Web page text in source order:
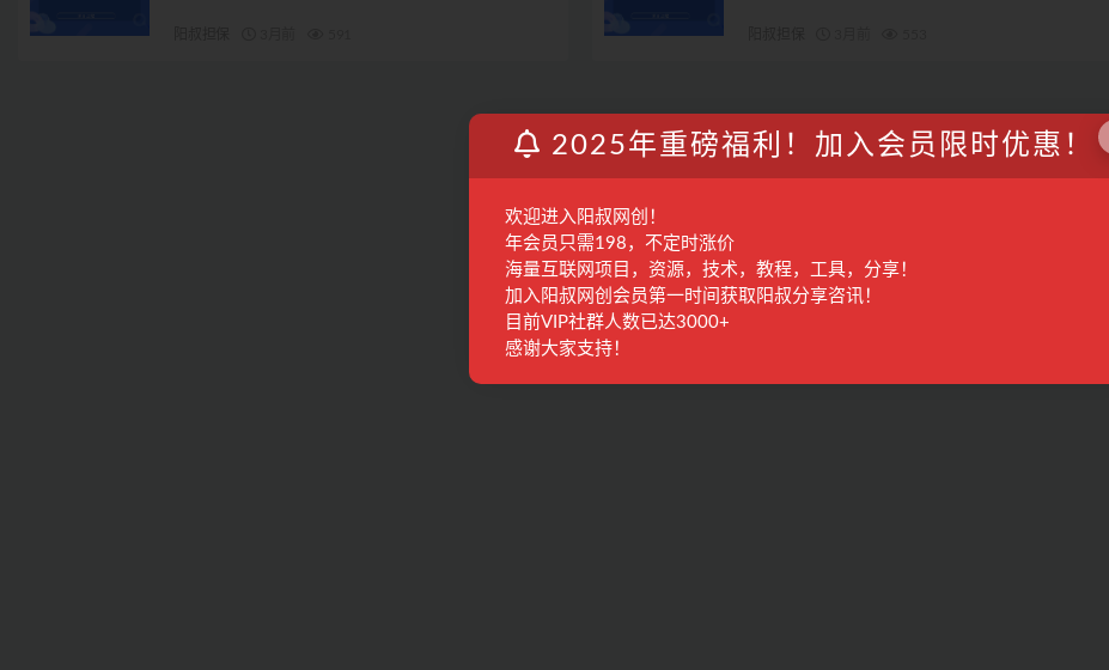
2025年重磅福利！加入会员限时优惠！
欢迎进入阳叔网创！
年会员只需198，不定时涨价
海量互联网项目，资源，技术，教程，工具，分享！
加入阳叔网创会员第一时间获取阳叔分享咨讯！
目前VIP社群人数已达3000+
感谢大家支持！